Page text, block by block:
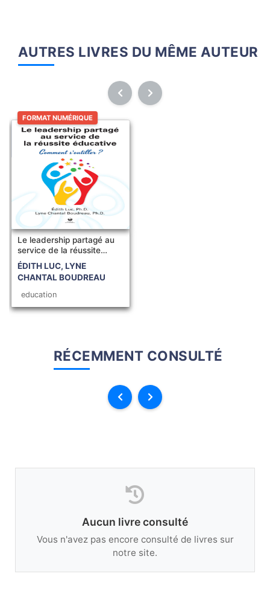
AUTRES LIVRES DU MÊME AUTEUR
FORMAT NUMÉRIQUE
Le leadership partagé au
service de la réussite
éducative...
ÉDITH LUC, LYNE
CHANTAL BOUDREAU
education
RÉCEMMENT CONSULTÉ
Aucun livre consulté
Vous n'avez pas encore consulté de livres sur
notre site.